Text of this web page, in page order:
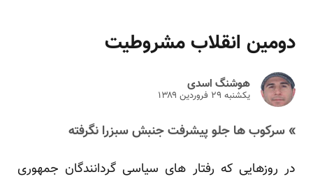
دومین انقلاب مشروطیت
هوشنگ اسدی
یکشنبه ۲۹ فروردين ۱۳۸۹
» سرکوب ها جلو پیشرفت جنبش سبزرا نگرفته
در روزهایی که رفتار های سیاسی گردانندگان جمهوری